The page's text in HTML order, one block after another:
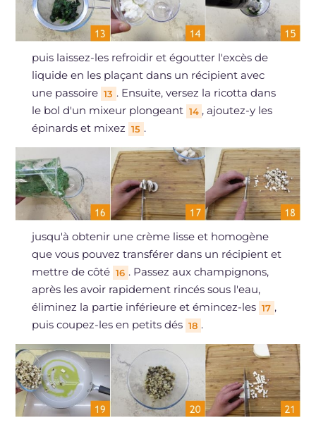
puis laissez-les refroidir et égoutter l'excès de
liquide en les plaçant dans un récipient avec
une passoire 13 . Ensuite, versez la ricotta dans
le bol d'un mixeur plongeant 14 , ajoutez-y les
épinards et mixez 15 .
jusqu'à obtenir une crème lisse et homogène
que vous pouvez transférer dans un récipient et
mettre de côté 16 . Passez aux champignons,
après les avoir rapidement rincés sous l'eau,
éliminez la partie inférieure et émincez-les 17 ,
puis coupez-les en petits dés 18 .